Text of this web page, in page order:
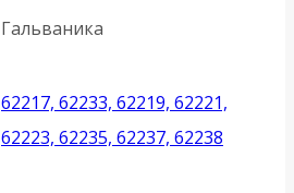
Гальваника
62217, 62233, 62219, 62221,
62223, 62235, 62237, 62238